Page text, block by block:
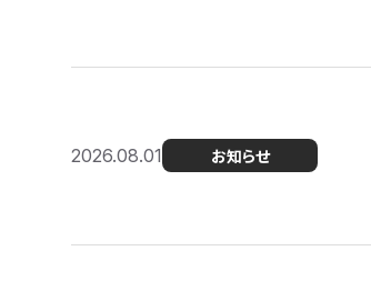
2026.08.01 お知らせ